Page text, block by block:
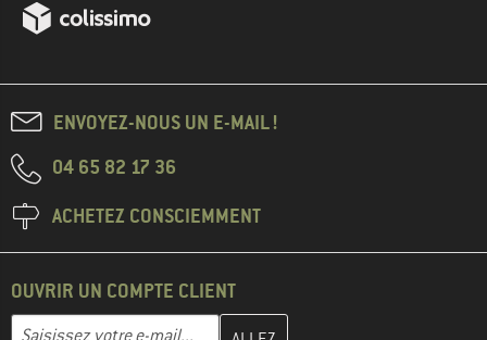
ENVOYEZ-NOUS UN E-MAIL !
04 65 82 17 36
ACHETEZ CONSCIEMMENT
OUVRIR UN COMPTE CLIENT
Adresse e-mail
Entrez votre adresse e-mail ici et créez votre compte client à la